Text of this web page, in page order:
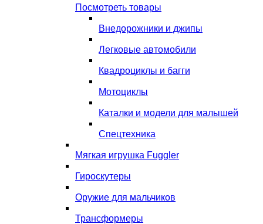
Посмотреть товары
Внедорожники и джипы
Легковые автомобили
Квадроциклы и багги
Мотоциклы
Каталки и модели для малышей
Спецтехника
Мягкая игрушка Fuggler
Гироскутеры
Оружие для мальчиков
Трансформеры